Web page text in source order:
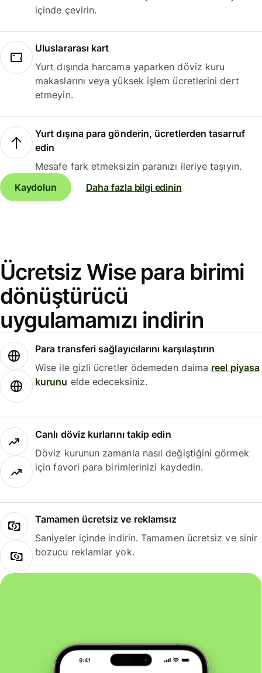
içinde çevirin.
Uluslararası kart
Yurt dışında harcama yaparken döviz kuru
makaslarını veya yüksek işlem ücretlerini dert
etmeyin.
Yurt dışına para gönderin, ücretlerden tasarruf
edin
Mesafe fark etmeksizin paranızı ileriye taşıyın.
Kaydolun
Daha fazla bilgi edinin
Ücretsiz Wise para birimi
dönüştürücü
uygulamamızı indirin
Para transferi sağlayıcılarını karşılaştırın
Wise ile gizli ücretler ödemeden daima reel piyasa
kurunu elde edeceksiniz.
Canlı döviz kurlarını takip edin
Döviz kurunun zamanla nasıl değiştiğini görmek
için favori para birimlerinizi kaydedin.
Tamamen ücretsiz ve reklamsız
Saniyeler içinde indirin. Tamamen ücretsiz ve sinir
bozucu reklamlar yok.